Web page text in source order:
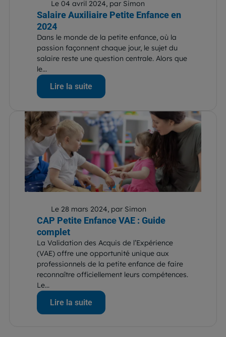
Le 04 avril 2024, par Simon
Salaire Auxiliaire Petite Enfance en
2024
Dans le monde de la petite enfance, où la
passion façonnent chaque jour, le sujet du
salaire reste une question centrale. Alors que
le...
Lire la suite
Le 28 mars 2024, par Simon
CAP Petite Enfance VAE : Guide
complet
La Validation des Acquis de l’Expérience
(VAE) offre une opportunité unique aux
professionnels de la petite enfance de faire
reconnaître officiellement leurs compétences.
Le...
Lire la suite